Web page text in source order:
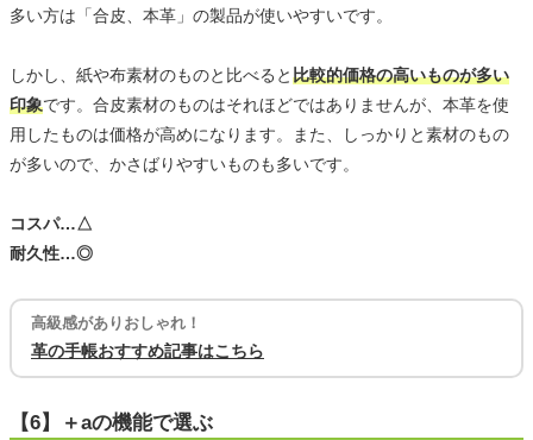
多い方は「合皮、本革」の製品が使いやすいです。
しかし、紙や布素材のものと比べると比較的価格の高いものが多い
印象です。合皮素材のものはそれほどではありませんが、本革を使
用したものは価格が高めになります。また、しっかりと素材のもの
が多いので、かさばりやすいものも多いです。
コスパ…△
耐久性…◎
高級感がありおしゃれ！
革の手帳おすすめ記事はこちら
【6】＋aの機能で選ぶ